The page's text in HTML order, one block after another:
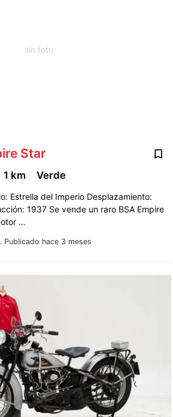
sin foto
Star
Publicado hace 3 meses
1 km Verde
Estrella del Imperio Desplazamiento:
1937 Se vende un raro BSA Empire
…